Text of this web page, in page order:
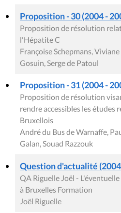
Proposition - 30 (2004 -
Proposition de résolution
l'Hépatite C
Françoise Schepmans,
Gosuin, Serge de Patoul
Proposition - 31 (2004 -
Proposition de résolution
rendre accessibles les études
Bruxellois
André du Bus de Warnaffe,
Galan, Souad Razzouk
Question d'actualité
QA Riguelle Joël -
à Bruxelles Formation
Joël Riguelle